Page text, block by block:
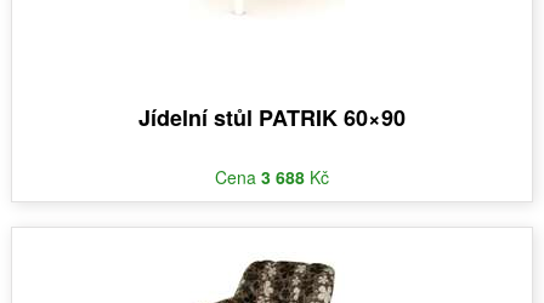
Jídelní stůl PATRIK 60×90
Cena 3 688 Kč